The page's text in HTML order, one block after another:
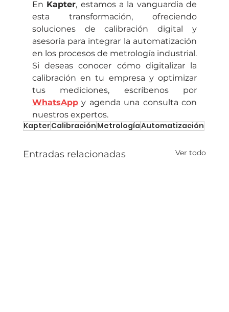
En Kapter, estamos a la vanguardia de
esta transformación, ofreciendo
soluciones de calibración digital y
asesoría para integrar la automatización
en los procesos de metrología industrial.
Si deseas conocer cómo digitalizar la
calibración en tu empresa y optimizar
WhatsApp y agenda una consulta con
nuestros expertos.
KapterCalibración MetrologíaAutomatización
Entradas relacionadas Ver todo